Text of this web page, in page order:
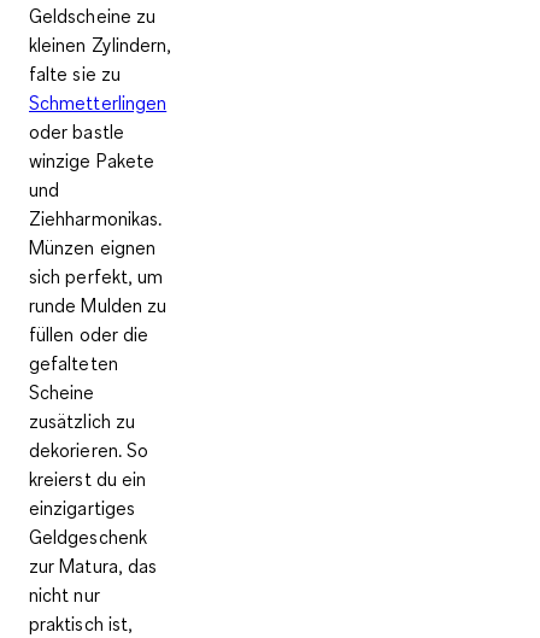
Geldscheine zu
kleinen Zylindern,
falte sie zu
Schmetterlingen
oder bastle
winzige Pakete
und
Ziehharmonikas.
Münzen eignen
sich perfekt, um
runde Mulden zu
füllen oder die
gefalteten
Scheine
zusätzlich zu
dekorieren. So
kreierst du ein
einzigartiges
Geldgeschenk
zur Matura, das
nicht nur
praktisch ist,